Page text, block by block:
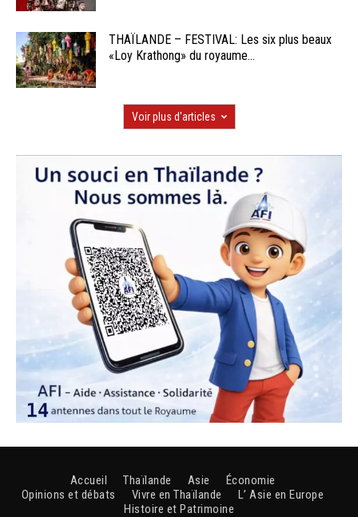
THAÏLANDE – FESTIVAL: Les six plus beaux
«Loy Krathong» du royaume...
Voir plus d'articles
Accueil Thaïlande Asie
Économie
Opinions et débats
Vivre en Thaïlande
L’ Asie en Europe
Histoire et Patrimoine